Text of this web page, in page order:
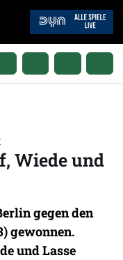
Wiede und
gegen den
gewonnen.
und Lasse